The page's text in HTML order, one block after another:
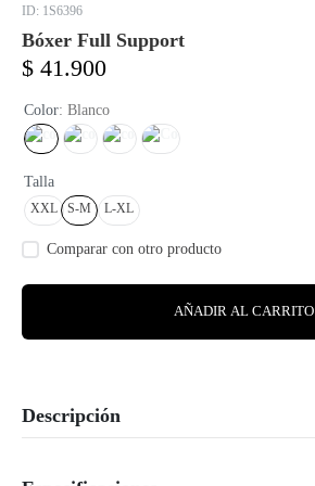
: 1S6396
Bóxer Full Support
$ 41.900
Color: Blanco
Talla
XXL S-M L-XL
AÑADIR AL CARRITO
Descripción